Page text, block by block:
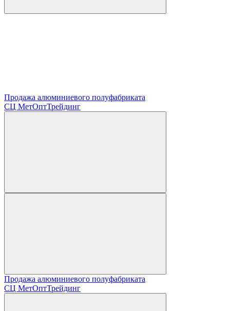
Продажа алюминиевого полуфабриката
СЦ МетОптТрейдинг
Продажа алюминиевого полуфабриката
СЦ МетОптТрейдинг